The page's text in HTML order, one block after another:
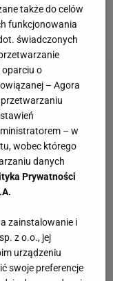
tak wiele
także do celów
funkcjonowania
świadczonych
oparciu o
– Agora
– w
wobec którego
danych
Prywatności
zainstalowanie i
z o.o., jej
urządzeniu
swoje preferencje